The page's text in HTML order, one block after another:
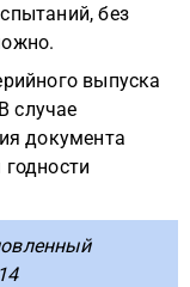
без
выпуска
случае
документа